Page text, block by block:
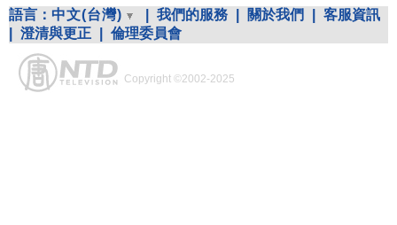
語言： 中文(台灣) 我們的服務 關於我們
客服資訊
澄清與更正 倫理委員會
Copyright ©2002-2025